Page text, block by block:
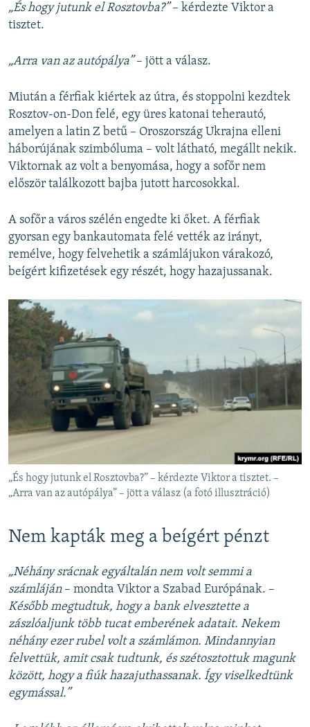
„És hogy jutunk el Rosztovba?”– kérdezte Viktor a
tisztet.
„Arra van az autópálya”– jött a válasz.
Miután a férfiak kiértek az útra, és stoppolni kezdtek
Rosztov-on-Don felé, egy üres katonai teherautó,
amelyen a latin Z betű – Oroszország Ukrajna elleni
háborújának szimbóluma – volt látható, megállt nekik.
Viktornak az volt a benyomása, hogy a sofőr nem
először találkozott bajba jutott harcosokkal.
A sofőr a város szélén engedte ki őket. A férfiak
gyorsan egy bankautomata felé vették az irányt,
remélve, hogy felvehetik a számlájukon várakozó,
beígért kifizetések egy részét, hogy hazajussanak.
„És hogy jutunk el Rosztovba?” – kérdezte Viktor a tisztet. –
„Arra van az autópálya” – jött a válasz (a fotó illusztráció)
Nem kapták meg a beígért pénzt
„Néhány srácnak egyáltalán nem volt semmi a
számláján– mondta Viktor a Szabad Európának. –
Később megtudtuk, hogy a bank elvesztette a
zászlóaljunk több tucat emberének adatait. Nekem
néhány ezer rubel volt a számlámon. Mindannyian
felvettük, amit csak tudtunk, és szétosztottuk magunk
között, hogy a fiúk hazajuthassanak. Így viselkedtünk
egymással.”